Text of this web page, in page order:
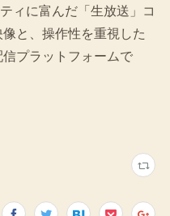
ィに富んだ「生放送」コ
と、操作性を重視した
プラットフォームで